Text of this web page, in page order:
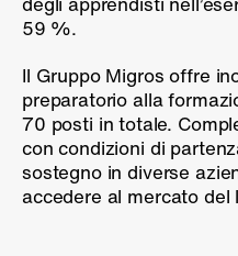
59 %.
Il Gruppo Migros offre
preparatorio alla
70 posti in totale.
con condizioni di
sostegno in diverse
accedere al mercato del